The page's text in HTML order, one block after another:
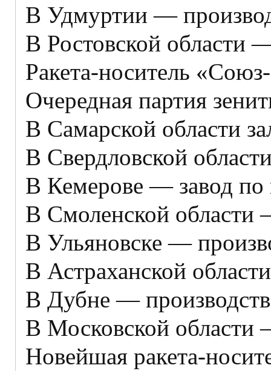
В Удмуртии —
В Ростовской области
Ракета-носитель
Очередная партия
В Самарской области
В Свердловской
В Кемерове — завод по
В Смоленской области
В Ульяновске —
В Астраханской
В Дубне —
В Московской области
Новейшая ракета-